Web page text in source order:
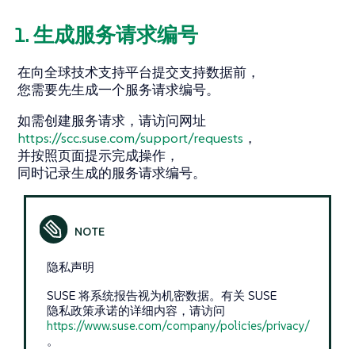
1. 生成服务请求编号
在向全球技术支持平台提交支持数据前，
您需要先生成一个服务请求编号。
如需创建服务请求，请访问网址
https://scc.suse.com/support/requests ，
并按照页面提示完成操作，
同时记录生成的服务请求编号。
隐私声明
SUSE 将系统报告视为机密数据。有关 SUSE
隐私政策承诺的详细内容，请访问
https://www.suse.com/company/policies/privacy/
。